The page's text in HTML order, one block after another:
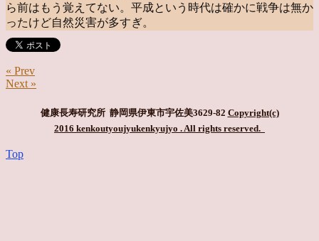
ら前はもう覚えてない。平成という時代は確かに戦争は無か
ったけど自然災害が多すぎ。
« Prev
Next »
健康長寿研究所 静岡県伊東市宇佐美3629-82 Copyright(c)
2016 kenkoutyoujyukenkyujyo . All rights reserved.
Top